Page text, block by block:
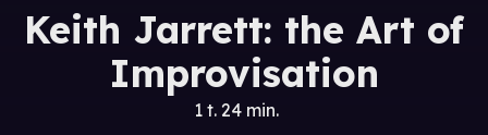
Keith Jarrett: the Art of
Improvisation
1 t. 24 min.